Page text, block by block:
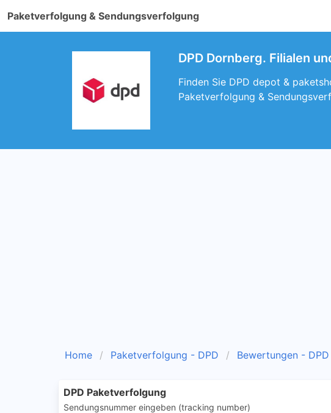
Paketverfolgung & Sendungsverfolgung
DPD Dornberg. Filialen
Finden Sie DPD depot &
Paketverfolgung &
Home Paketverfolgung - DPD Bewertungen - DPD
DPD Paketverfolgung
Sendungsnummer eingeben (tracking number)